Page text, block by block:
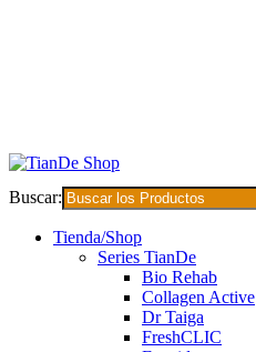
Buscar:
Tienda/Shop
Series TianDe
Bio Rehab
Collagen Active
Dr Taiga
FreshCLIC